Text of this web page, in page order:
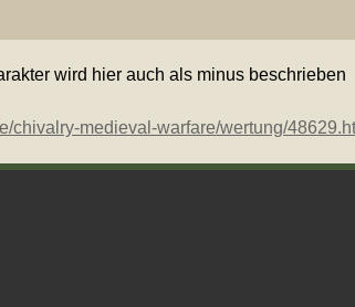
wird hier auch als minus beschrieben
chivalry-medieval-warfare/wertung/